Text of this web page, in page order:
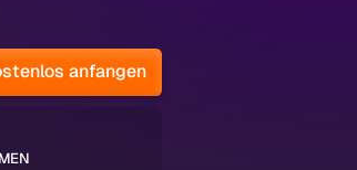
anfangen